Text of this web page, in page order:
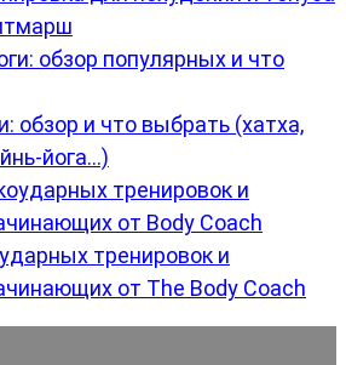
обзор и что выбрать (хатха,
йога…)
тренировок и
от The Body Coach